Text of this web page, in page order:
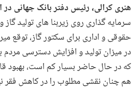
هنری کرالی، رئیس دفتر بانک جهانی در
سرمایه گذاری روی زیربنا های تولید
حقوقی و اداری برای سکتور گاز، توقع
در میزان تولید و افزایش دسترسی مردم
که در حال حاضر بسیار کم است، بهبود
هم چنان نقشی مطلوب را در کاهش فقر